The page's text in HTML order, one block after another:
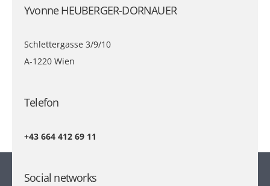
Yvonne HEUBERGER-DORNAUER
Schlettergasse 3/9/10
A-1220 Wien
Telefon
+43 664 412 69 11
Social networks